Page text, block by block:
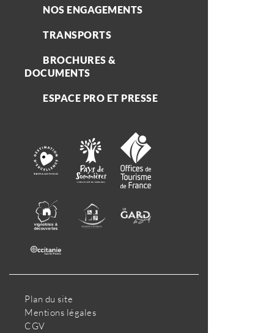
NOS ENGAGEMENTS
TRANSPORTS
BROCHURES &
DOCUMENTS
ESPACE PRO ET PRESSE
Plan du site
Mentions légales
CGV